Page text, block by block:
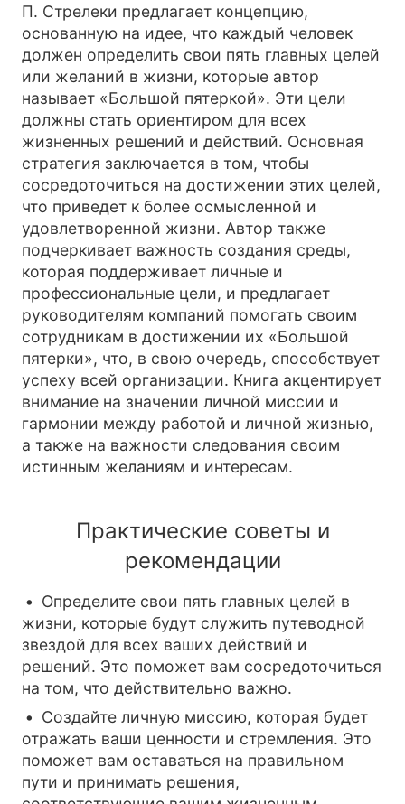
П. Стрелеки предлагает концепцию,
основанную на идее, что каждый человек
должен определить свои пять главных целей
или желаний в жизни, которые автор
называет «Большой пятеркой». Эти цели
должны стать ориентиром для всех
жизненных решений и действий. Основная
стратегия заключается в том, чтобы
сосредоточиться на достижении этих целей,
что приведет к более осмысленной и
удовлетворенной жизни. Автор также
подчеркивает важность создания среды,
которая поддерживает личные и
профессиональные цели, и предлагает
руководителям компаний помогать своим
сотрудникам в достижении их «Большой
пятерки», что, в свою очередь, способствует
успеху всей организации. Книга акцентирует
внимание на значении личной миссии и
гармонии между работой и личной жизнью,
а также на важности следования своим
истинным желаниям и интересам.
Практические советы и
рекомендации
Определите свои пять главных целей в
жизни, которые будут служить путеводной
звездой для всех ваших действий и
решений. Это поможет вам сосредоточиться
на том, что действительно важно.
Создайте личную миссию, которая будет
отражать ваши ценности и стремления. Это
поможет вам оставаться на правильном
пути и принимать решения,